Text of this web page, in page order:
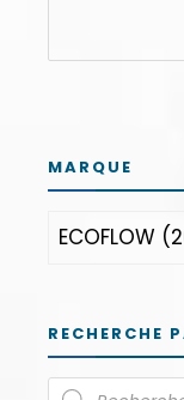
MARQUE
RECHERCHE